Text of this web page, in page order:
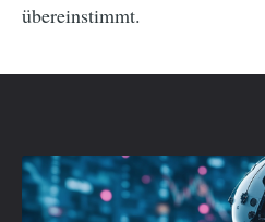
übereinstimmt.